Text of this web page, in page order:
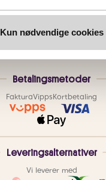
Kun nødvendige cookies
Betalingsmetoder
FakturaVippsKortbetaling
Leveringsalternativer
Vi leverer med